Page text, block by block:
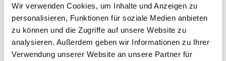
Wir verwenden Cookies, um Inhalte und Anzeigen zu
personalisieren, Funktionen für soziale Medien anbieten
zu können und die Zugriffe auf unsere Website zu
analysieren. Außerdem geben wir Informationen zu Ihrer
Verwendung unserer Website an unsere Partner für
IN DEN WARENKORB